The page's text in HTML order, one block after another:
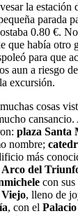
la estación
parada
0.80 €.
que había otro
para que
aun a riesgo
excursión.
cosas
plaza Santa
nombre;
más
Arco del
con
Viejo, lleno de
, con el